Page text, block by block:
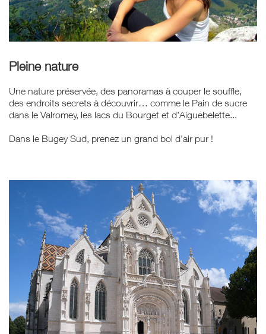
Pleine nature
Une nature préservée, des panoramas à couper le souffle,
des endroits secrets à découvrir… comme le Pain de sucre
dans le Valromey, les lacs du Bourget et d’Aiguebelette...
Dans le Bugey Sud, prenez un grand bol d’air pur !